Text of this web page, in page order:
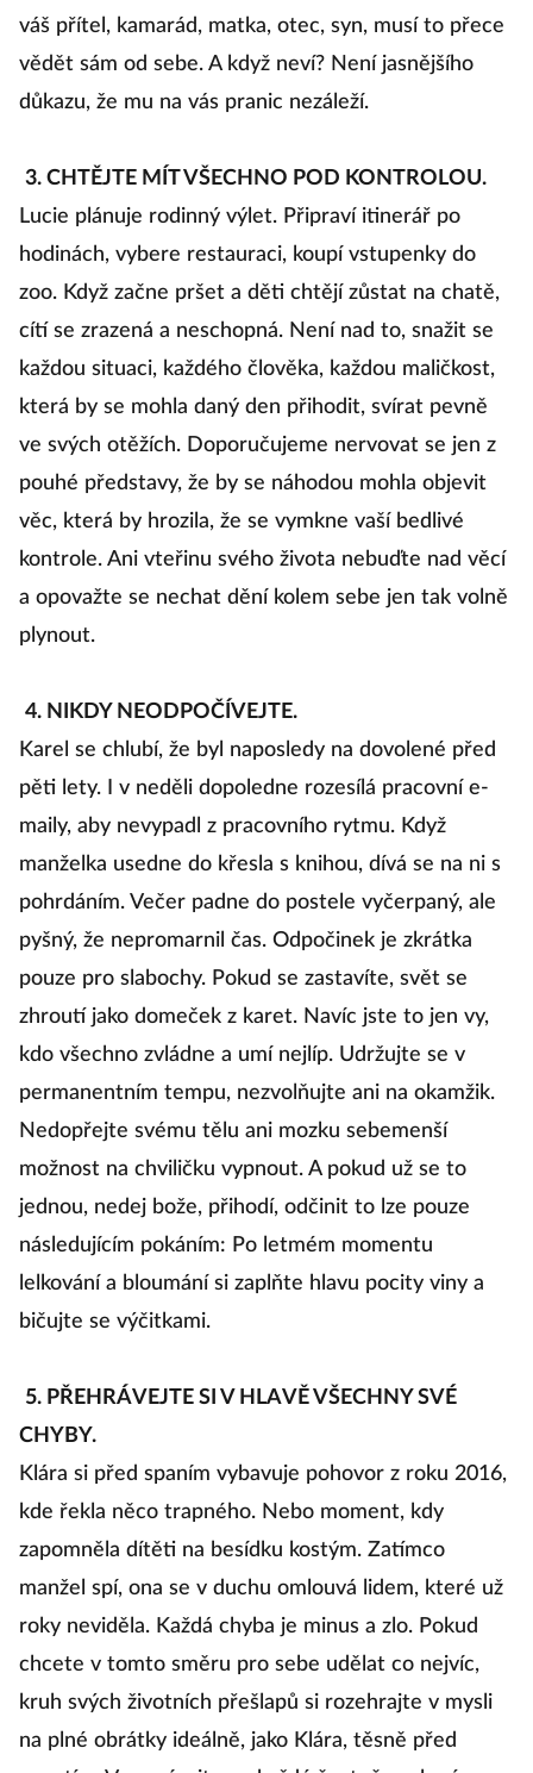
váš přítel, kamarád, matka, otec, syn, musí to přece
vědět sám od sebe. A když neví? Není jasnějšího
důkazu, že mu na vás pranic nezáleží.
3. CHTĚJTE MÍT VŠECHNO POD KONTROLOU.
Lucie plánuje rodinný výlet. Připraví itinerář po
hodinách, vybere restauraci, koupí vstupenky do
zoo. Když začne pršet a děti chtějí zůstat na chatě,
cítí se zrazená a neschopná. Není nad to, snažit se
každou situaci, každého člověka, každou maličkost,
která by se mohla daný den přihodit, svírat pevně
ve svých otěžích. Doporučujeme nervovat se jen z
pouhé představy, že by se náhodou mohla objevit
věc, která by hrozila, že se vymkne vaší bedlivé
kontrole. Ani vteřinu svého života nebuďte nad věcí
a opovažte se nechat dění kolem sebe jen tak volně
plynout.
4. NIKDY NEODPOČÍVEJTE.
Karel se chlubí, že byl naposledy na dovolené před
pěti lety. I v neděli dopoledne rozesílá pracovní e-
maily, aby nevypadl z pracovního rytmu. Když
manželka usedne do křesla s knihou, dívá se na ni s
pohrdáním. Večer padne do postele vyčerpaný, ale
pyšný, že nepromarnil čas. Odpočinek je zkrátka
pouze pro slabochy. Pokud se zastavíte, svět se
zhroutí jako domeček z karet. Navíc jste to jen vy,
kdo všechno zvládne a umí nejlíp. Udržujte se v
permanentním tempu, nezvolňujte ani na okamžik.
Nedopřejte svému tělu ani mozku sebemenší
možnost na chviličku vypnout. A pokud už se to
jednou, nedej bože, přihodí, odčinit to lze pouze
následujícím pokáním: Po letmém momentu
lelkování a bloumání si zaplňte hlavu pocity viny a
bičujte se výčitkami.
5. PŘEHRÁVEJTE SI V HLAVĚ VŠECHNY SVÉ
CHYBY.
Klára si před spaním vybavuje pohovor z roku 2016,
kde řekla něco trapného. Nebo moment, kdy
zapomněla dítěti na besídku kostým. Zatímco
manžel spí, ona se v duchu omlouvá lidem, které už
roky neviděla. Každá chyba je minus a zlo. Pokud
chcete v tomto směru pro sebe udělat co nejvíc,
kruh svých životních přešlapů si rozehrajte v mysli
na plné obrátky ideálně, jako Klára, těsně před